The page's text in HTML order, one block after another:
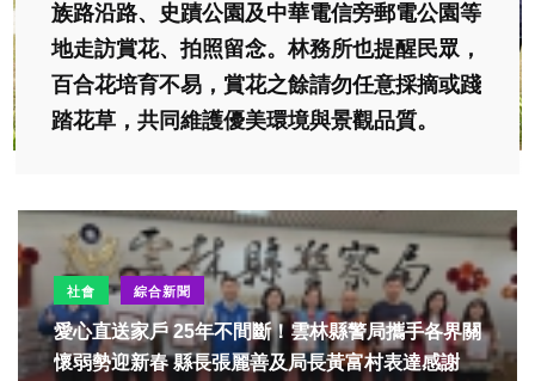
族路沿路、史蹟公園及中華電信旁郵電公園等
地走訪賞花、拍照留念。林務所也提醒民眾，
百合花培育不易，賞花之餘請勿任意採摘或踐
踏花草，共同維護優美環境與景觀品質。
社會 綜合新聞
愛心直送家戶 25年不間斷！雲林縣警局攜手各界關
懷弱勢迎新春 縣長張麗善及局長黃富村表達感謝